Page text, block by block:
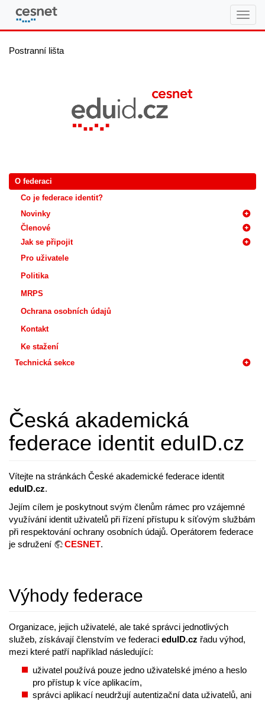
Postranní lišta
O federaci
Co je federace identit?
Novinky
Členové
Jak se připojit
Pro uživatele
Politika
MRPS
Ochrana osobních údajů
Kontakt
Ke stažení
Technická sekce
Česká akademická
federace identit eduID.cz
Vítejte na stránkách České akademické federace identit
eduID.cz.
Jejím cílem je poskytnout svým členům rámec pro vzájemné
využívání identit uživatelů při řízení přístupu k síťovým službám
při respektování ochrany osobních údajů. Operátorem federace
je sdružení
CESNET.
Výhody federace
Organizace, jejich uživatelé, ale také správci jednotlivých
služeb, získávají členstvím ve federaci eduID.cz řadu výhod,
mezi které patří například následující:
uživatel používá pouze jedno uživatelské jméno a heslo
pro přístup k více aplikacím,
správci aplikací neudržují autentizační data uživatelů, ani